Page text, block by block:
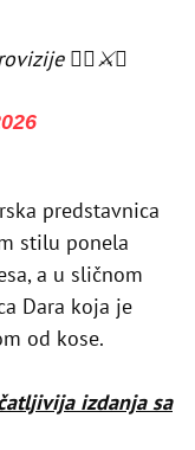
❤️‍🔥⚔️🤘
predstavnica
stilu ponela
a u sličnom
Dara koja je
od kose.
izdanja sa